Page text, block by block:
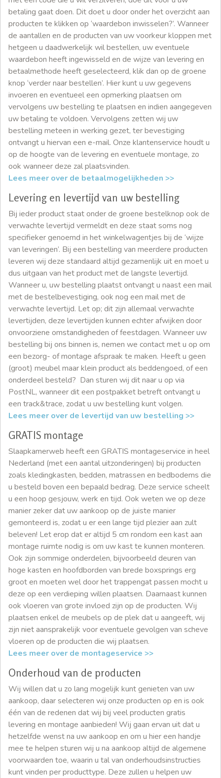
betaling gaat doen. Dit doet u door onder het overzicht aan
producten te klikken op ‘waardebon inwisselen?’. Wanneer
de aantallen en de producten van uw voorkeur kloppen met
hetgeen u daadwerkelijk wil bestellen, uw eventuele
waardebon heeft ingewisseld en de wijze van levering en
betaalmethode heeft geselecteerd, klik dan op de groene
knop ‘verder naar bestellen’. Hier kunt u uw gegevens
invoeren en eventueel een opmerking plaatsen om
vervolgens uw bestelling te plaatsen en indien aangegeven
uw betaling te voldoen. Vervolgens zetten wij uw
bestelling meteen in werking gezet, ter bevestiging
ontvangt u hiervan een e-mail. Onze klantenservice houdt u
op de hoogte van de levering en eventuele montage, zo
ook wanneer deze zal plaatsvinden.
Lees meer over de betaalmogelijkheden >>
Levering en levertijd van uw bestelling
Bij ieder product staat onder de groene bestelknop ook de
verwachte levertijd vermeldt en deze staat soms nog
specifieker genoemd in het winkelwagentjes bij de ‘wijze
van leveringen’. Bij een bestelling van meerdere producten
leveren wij deze standaard altijd gezamenlijk uit en moet u
dus uitgaan van het product met de langste levertijd.
Wanneer u, uw bestelling plaatst ontvangt u naast een mail
met de bestelbevestiging, ook nog een mail met de
verwachte levertijd. Let op; dit zijn allemaal verwachte
levertijden, deze levertijden kunnen echter afwijken door
onvoorziene omstandigheden of feestdagen. Wanneer uw
bestelling bij ons binnen is, nemen we contact met u op om
een bezorg- of montage afspraak te maken. Heeft u geen
(groot) meubel maar klein product als beddengoed, of een
onderdeel besteld? Dan sturen wij dit naar u op via
PostNL, wanneer dit een postpakket betreft ontvangt u
een track&trace, zodat u uw bestelling kunt volgen.
Lees meer over de levertijd van uw bestelling >>
GRATIS montage
Slaapkamerweb heeft een GRATIS montageservice in heel
Nederland (met een aantal uitzonderingen) bij producten
zoals kledingkasten, bedden, matrassen en bedbodems die
u besteld boven een bepaald bedrag. Deze service scheelt
u een hoop gesjouw, werk en tijd. Ook weten we op deze
manier zeker dat uw aankoop op de juiste manier
gemonteerd is, zodat u er een lange tijd plezier aan zult
beleven! Let erop dat er altijd 5 cm rondom een kast aan
montage ruimte nodig is om uw kast te kunnen monteren.
Ook zijn sommige onderdelen, bijvoorbeeld deuren van
hoge kasten en hoofdborden van brede boxsprings erg
groot en moeten wel door het trappengat passen mocht u
deze op een verdieping willen plaatsen. Daarnaast kunnen
ook vloeren van grote invloed zijn op de producten. Wij
plaatsen enkel de meubels op de plek dat u aangeeft, wij
zijn niet aansprakelijk voor eventuele gevolgen van scheve
vloeren op de producten die wij plaatsen.
Lees meer over de montageservice >>
Onderhoud van de producten
Wij willen dat u zo lang mogelijk kunt genieten van uw
aankoop, daar selecteren wij onze producten op en is ook
één van de redenen dat wij bij veel producten gratis
levering en montage aanbieden! Wij gaan ervan uit dat u
hetzelfde wenst na uw aankoop en om u hier een handje
mee te helpen sturen wij u na aankoop altijd de algemene
voorwaarden toe, waarin u tal van onderhoudsinstructies
kunt vinden per producttype. Deze zullen u helpen uw